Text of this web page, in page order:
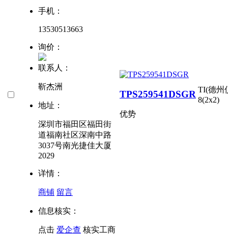
手机：
13530513663
询价：
联系人：
靳杰洲
地址：
深圳市福田区福田街
道福南社区深南中路
3037号南光捷佳大厦
2029
详情：
商铺 留言
信息核实：
点击 爱企查 核实工商
TPS259541DSGR
优势
TI(德州
8(2x2)